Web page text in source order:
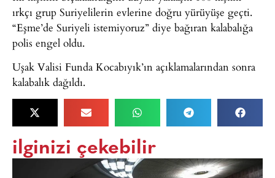
ırkçı grup Suriyelilerin evlerine doğru yürüyüşe geçti.
“Eşme’de Suriyeli istemiyoruz” diye bağıran kalabalığa
polis engel oldu.
Uşak Valisi Funda Kocabıyık’ın açıklamalarından sonra
kalabalık dağıldı.
ilginizi çekebilir